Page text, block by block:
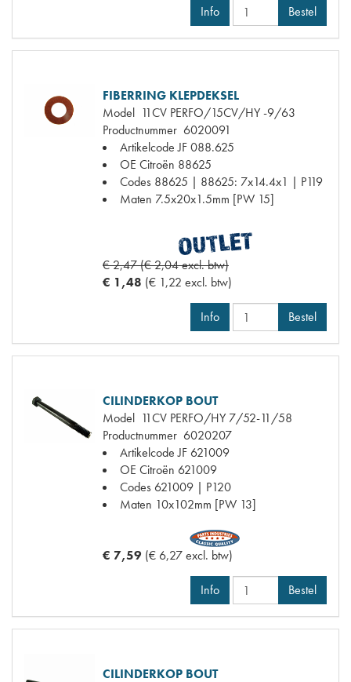
Info Bestel
FIBERRING KLEPDEKSEL
Model 11CV PERFO/15CV/HY -9/63
Productnummer 6020091
Artikelcode JF088.625
OE Citroën 88625
Codes 88625 | 88625: 7x14.4x1 | P119
Maten 7.5x20x1.5mm [PW 15]
€ 2,47 (€ 2,04 excl. btw)
€ 1,48 (€ 1,22 excl. btw)
Info Bestel
CILINDERKOP BOUT
Model 11CV PERFO/HY 7/52-11/58
Productnummer 6020207
Artikelcode JF 621009
OE Citroën 621009
Codes 621009 | P120
Maten 10x102mm [PW 13]
€ 7,59 (€ 6,27 excl. btw)
Info Bestel
CILINDERKOP BOUT